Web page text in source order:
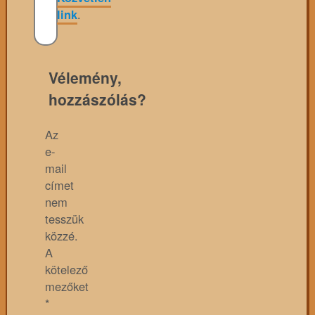
link.
Vélemény,
hozzászólás?
Az
e-
mail
címet
nem
tesszük
közzé.
A
kötelező
mezőket
*